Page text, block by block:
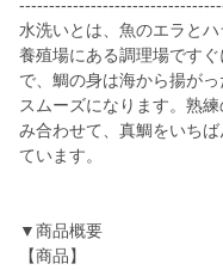
水洗いとは、魚のエラと
養殖場にある調理場です
で、鯛の身は海から揚が
スムーズになります。熟
み合わせて、真鯛をいち
ています。
▼商品概要
【商品】